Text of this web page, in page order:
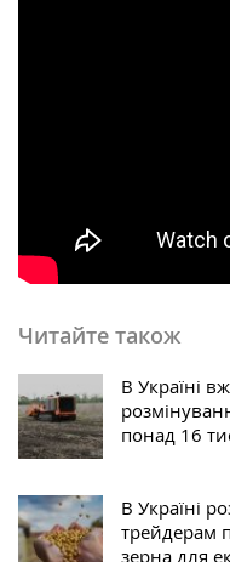
Читайте також
В Україні
понад 16
В Україні
трейдерам
зерна для